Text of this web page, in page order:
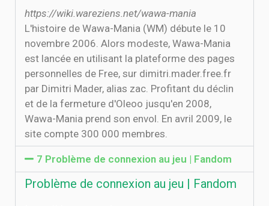
https://wiki.wareziens.net/wawa-mania
L'histoire de Wawa-Mania (WM) débute le 10
novembre 2006. Alors modeste, Wawa-Mania
est lancée en utilisant la plateforme des pages
personnelles de Free, sur dimitri.mader.free.fr
par Dimitri Mader, alias zac. Profitant du déclin
et de la fermeture d'Oleoo jusqu'en 2008,
Wawa-Mania prend son envol. En avril 2009, le
site compte 300 000 membres.
7 Problème de connexion au jeu | Fandom
Problème de connexion au jeu | Fandom